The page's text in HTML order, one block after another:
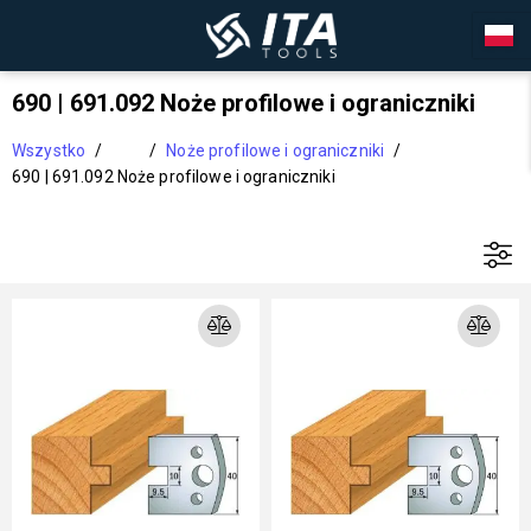
690 | 691.092 Noże profilowe i ograniczniki
Wszystko / / Noże profilowe i ograniczniki /
690 | 691.092 Noże profilowe i ograniczniki